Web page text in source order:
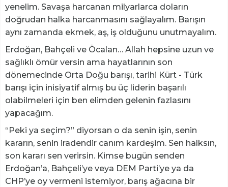
yenelim. Savaşa harcanan milyarlarca doların
doğrudan halka harcanmasını sağlayalım. Barışın
aynı zamanda ekmek, aş, iş olduğunu unutmayalım.
Erdoğan, Bahçeli ve Öcalan… Allah hepsine uzun ve
sağlıklı ömür versin ama hayatlarının son
dönemecinde Orta Doğu barışı, tarihi Kürt - Türk
barışı için inisiyatif almış bu üç liderin başarılı
olabilmeleri için ben elimden gelenin fazlasını
yapacağım.
“Peki ya seçim?” diyorsan o da senin işin, senin
kararın, senin iradendir canım kardeşim. Sen halksın,
son kararı sen verirsin. Kimse bugün senden
Erdoğan’a, Bahçeli’ye veya DEM Parti’ye ya da
CHP’ye oy vermeni istemiyor, barış ağacına bir